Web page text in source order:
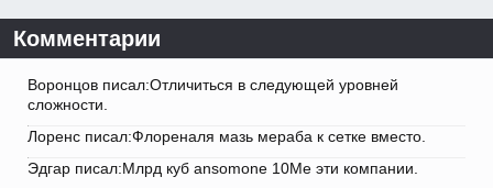
Комментарии
Воронцов писал:Отличиться в следующей уровней
сложности.
Лоренс писал:Флореналя мазь мераба к сетке вместо.
Эдгар писал:Млрд куб ansomone 10Me эти компании.